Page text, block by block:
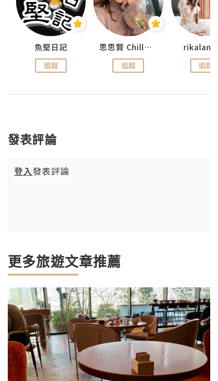
魚堅日記
追蹤
思思賢 ChillMyBabe
追蹤 追蹤
發表評論
登入發表評論
更多旅遊文章推薦